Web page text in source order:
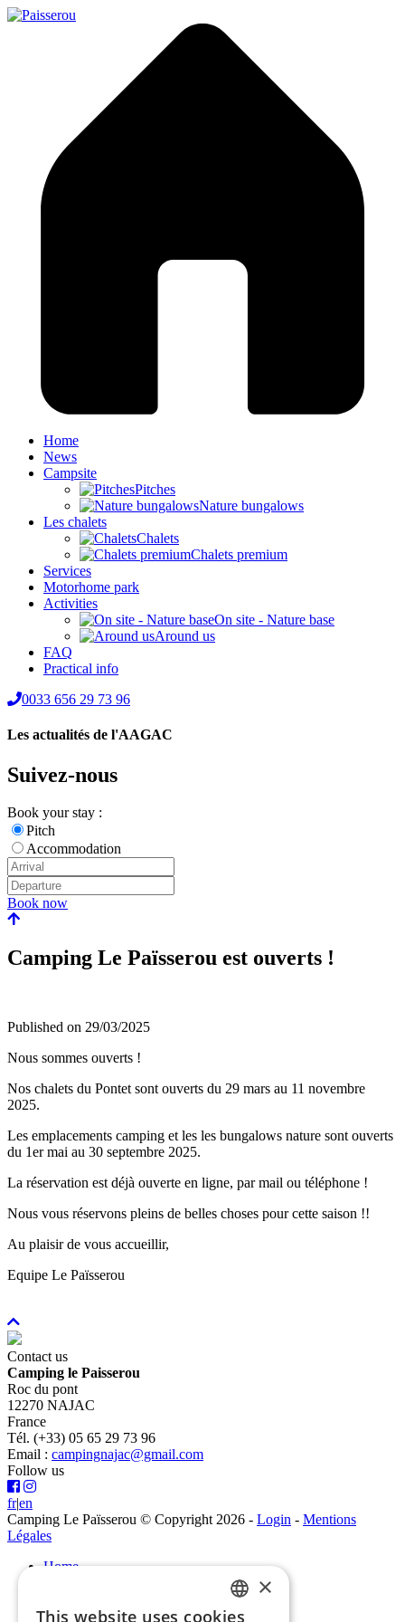
Home
News
Campsite
Pitches
Nature bungalows
Les chalets
Chalets
Chalets premium
Services
Motorhome park
Activities
On site - Nature base
Around us
FAQ
Practical info
0033 656 29 73 96
Les actualités de l'AAGAC
Suivez-nous
Book your stay :
Pitch
Accommodation
Book now
Camping Le Païsserou est ouverts !
Published on 29/03/2025
Nous sommes ouverts !
Nos chalets du Pontet sont ouverts du 29 mars au 11 novembre
2025.
Les emplacements camping et les les bungalows nature sont ouverts
du 1er mai au 30 septembre 2025.
La réservation est déjà ouverte en ligne, par mail ou téléphone !
Nous vous réservons pleins de belles choses pour cette saison !!
Au plaisir de vous accueillir,
Equipe Le Païsserou
Contact us
Camping le Paisserou
Roc du pont
12270 NAJAC
France
Tél. (+33) 05 65 29 73 96
Email : campingnajac@gmail.com
Follow us
fr|en
Camping Le Païsserou © Copyright 2026 - Login - Mentions
Légales
Home
Pitches
×
This website uses cookies